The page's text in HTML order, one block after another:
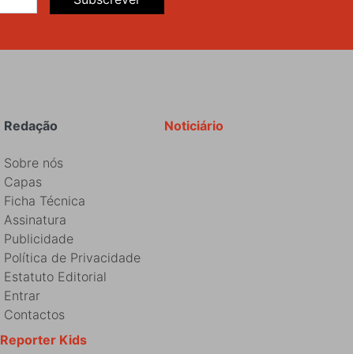
Noticiário
Redação
Sobre nós
Capas
Ficha Técnica
Assinatura
Publicidade
Política de Privacidade
Estatuto Editorial
Entrar
Contactos
Reporter Kids